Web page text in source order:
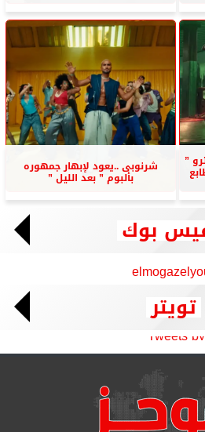
” شرنوبى ..يعود لإبهار جمهوره
بألبوم ” بعد الليل ”
بوك
تويتر
Tweets by